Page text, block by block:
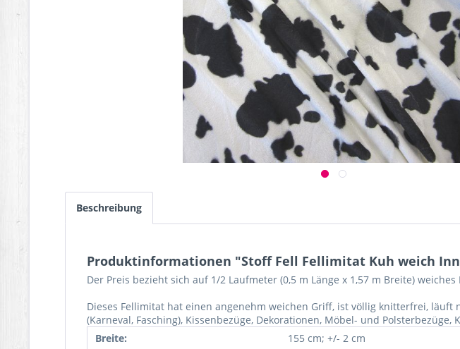
Beschreibung
Produktinformationen "Stoff Fell Fellimitat Kuh weich
Der Preis bezieht sich auf 1/2 Laufmeter (0,5 m Länge x 1,57 m Breite)
Dieses Fellimitat hat einen angenehm weichen Griff, ist völlig knitterfrei,
(Karneval, Fasching), Kissenbezüge, Dekorationen, Möbel- und Polsterbezüge,
Breite:
155 cm; +/- 2 cm